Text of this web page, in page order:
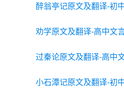
醉翁亭记原文及翻译-初
劝学原文及翻译-高中文
过秦论原文及翻译-高中
小石潭记原文及翻译-初